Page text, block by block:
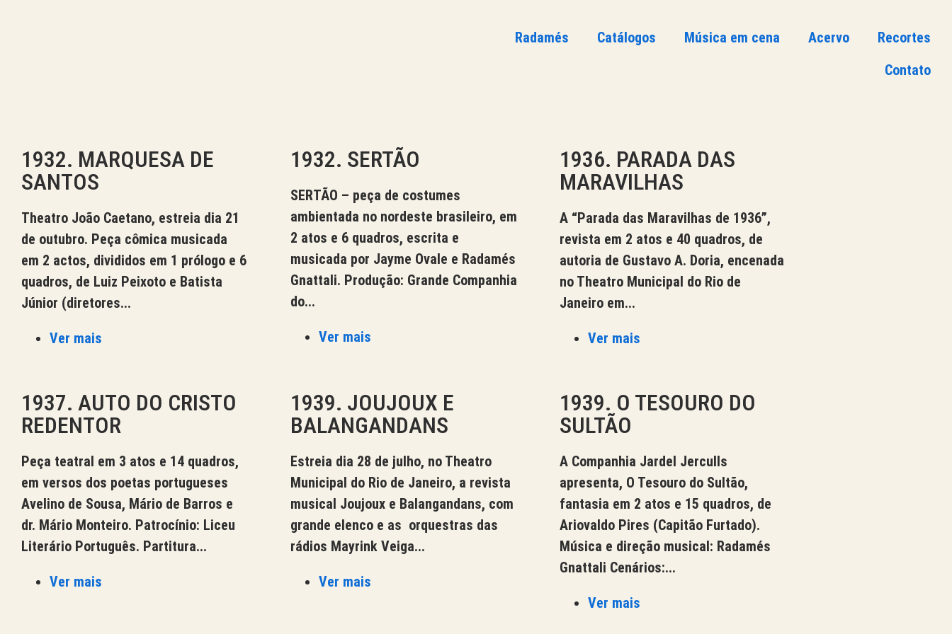
Radamés Catálogos Música em cena Acervo
Recortes
Contato
1932. MARQUESA DE
SANTOS
Theatro João Caetano, estreia dia 21
de outubro. Peça cômica musicada
em 2 actos, divididos em 1 prólogo e 6
quadros, de Luiz Peixoto e Batista
Júnior (diretores...
Ver mais
1932. SERTÃO
SERTÃO – peça de costumes
ambientada no nordeste brasileiro, em
2 atos e 6 quadros, escrita e
musicada por Jayme Ovale e Radamés
Gnattali. Produção: Grande Companhia
do...
Ver mais
1936. PARADA DAS
MARAVILHAS
A “Parada das Maravilhas de 1936”,
revista em 2 atos e 40 quadros, de
autoria de Gustavo A. Doria, encenada
no Theatro Municipal do Rio de
Janeiro em...
Ver mais
1937. AUTO DO CRISTO
REDENTOR
Peça teatral em 3 atos e 14 quadros,
em versos dos poetas portugueses
Avelino de Sousa, Mário de Barros e
dr. Mário Monteiro. Patrocínio: Liceu
Literário Português. Partitura...
Ver mais
1939. JOUJOUX E
BALANGANDANS
Estreia dia 28 de julho, no Theatro
Municipal do Rio de Janeiro, a revista
musical Joujoux e Balangandans, com
grande elenco e as orquestras das
rádios Mayrink Veiga...
Ver mais
1939. O TESOURO DO
SULTÃO
A Companhia Jardel JerculIs
apresenta, O Tesouro do Sultão,
fantasia em 2 atos e 15 quadros, de
Ariovaldo Pires (Capitão Furtado).
Música e direção musical: Radamés
Gnattali Cenários:...
Ver mais